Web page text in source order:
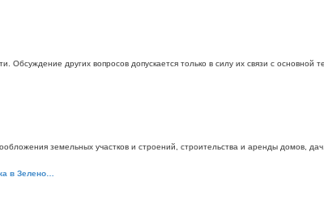
Обсуждение других вопросов допускается только в силу их связи с основной
земельных участков и строений, строительства и аренды домов, дач.
в Зелено…